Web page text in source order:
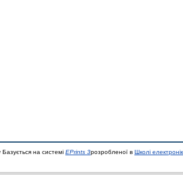
Базується на системі EPrints 3розробленої в Школі